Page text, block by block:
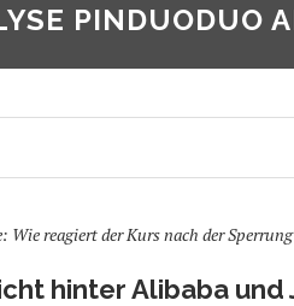
PINDUODUO
Wie reagiert der Kurs nach der
hinter Alibaba und